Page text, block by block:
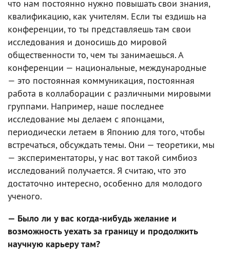
что нам постоянно нужно повышать свои знания,
квалификацию, как учителям. Если ты ездишь на
конференции, то ты представляешь там свои
исследования и доносишь до мировой
общественности то, чем ты занимаешься. А
конференции — национальные, международные
— это постоянная коммуникация, постоянная
работа в коллаборации с различными мировыми
группами. Например, наше последнее
исследование мы делаем с японцами,
периодически летаем в Японию для того, чтобы
встречаться, обсуждать темы. Они — теоретики, мы
— экспериментаторы, у нас вот такой симбиоз
исследований получается. Я считаю, что это
достаточно интересно, особенно для молодого
ученого.
— Было ли у вас когда-нибудь желание и
возможность уехать за границу и продолжить
научную карьеру там?